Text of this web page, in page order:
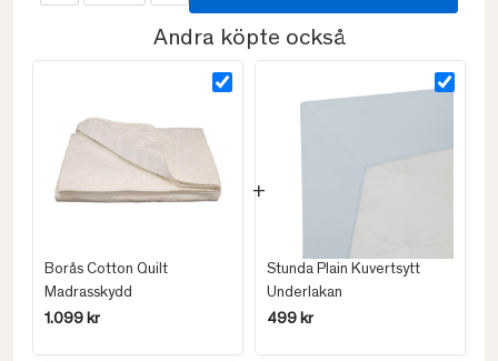
Andra köpte också
Borås Cotton Quilt
Madrasskydd
1.099 kr
Stunda Plain Kuvertsytt
Underlakan
499 kr